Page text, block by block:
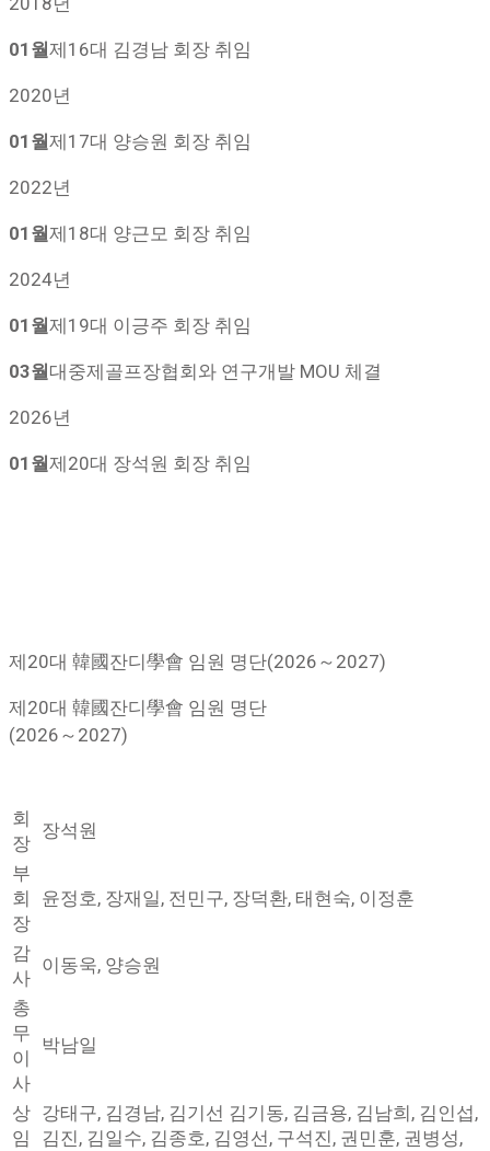
01월 제16대 김경남 회장 취임
2020년
01월 제17대 양승원 회장 취임
2022년
01월 제18대 양근모 회장 취임
2024년
01월 제19대 이긍주 회장 취임
03월 대중제골프장협회와 연구개발 MOU 체결
2026년
01월 제20대 장석원 회장 취임
제20대 韓國잔디學會 임원 명단(2026～2027)
제20대 韓國잔디學會 임원 명단
(2026～2027)
회
장
장석원
부
회
장
윤정호, 장재일, 전민구, 장덕환, 태현숙, 이정훈
감
사
이동욱, 양승원
총
무
이
사
박남일
상
임
강태구, 김경남, 김기선 김기동, 김금용, 김남희, 김인섭,
김진, 김일수, 김종호, 김영선, 구석진, 권민훈, 권병성,